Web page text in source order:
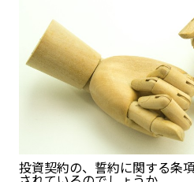
投資契約の、誓約に関する条